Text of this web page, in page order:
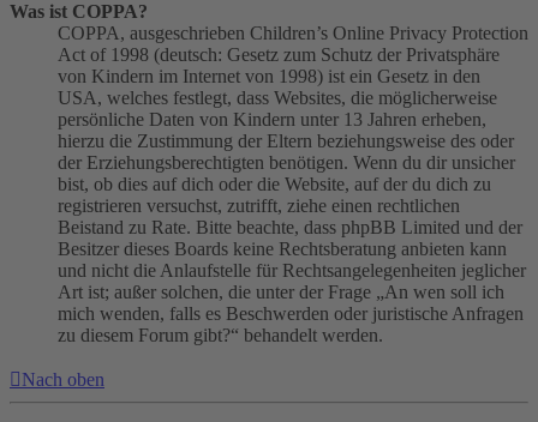
Was ist COPPA?
COPPA, ausgeschrieben Children’s Online Privacy Protection
Act of 1998 (deutsch: Gesetz zum Schutz der Privatsphäre
von Kindern im Internet von 1998) ist ein Gesetz in den
USA, welches festlegt, dass Websites, die möglicherweise
persönliche Daten von Kindern unter 13 Jahren erheben,
hierzu die Zustimmung der Eltern beziehungsweise des oder
der Erziehungsberechtigten benötigen. Wenn du dir unsicher
bist, ob dies auf dich oder die Website, auf der du dich zu
registrieren versuchst, zutrifft, ziehe einen rechtlichen
Beistand zu Rate. Bitte beachte, dass phpBB Limited und der
Besitzer dieses Boards keine Rechtsberatung anbieten kann
und nicht die Anlaufstelle für Rechtsangelegenheiten jeglicher
Art ist; außer solchen, die unter der Frage „An wen soll ich
mich wenden, falls es Beschwerden oder juristische Anfragen
zu diesem Forum gibt?“ behandelt werden.
Nach oben